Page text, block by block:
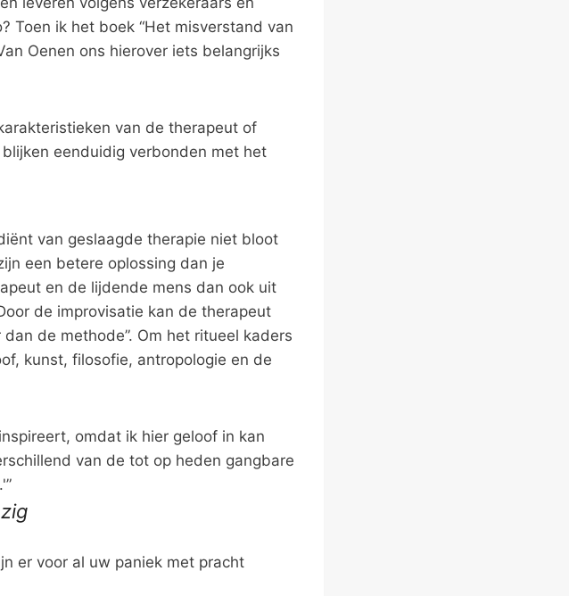
Toen ik het boek “Het misverstand van
Oenen ons hierover iets belangrijks
van de therapeut of
eenduidig verbonden met het
van geslaagde therapie niet bloot
een betere oplossing dan je
en de lijdende mens dan ook uit
de improvisatie kan de therapeut
de methode”. Om het ritueel kaders
kunst, filosofie, antropologie en de
omdat ik hier geloof in kan
van de tot op heden gangbare
er voor al uw paniek met pracht